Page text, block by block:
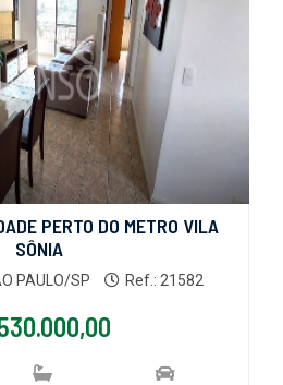
PERTO DO METRO VILA
SÔNIA
PAULO/SP Ref.: 21582